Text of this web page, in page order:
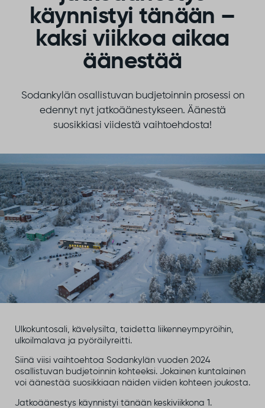
käynnistyi tänään –
kaksi viikkoa aikaa
äänestää
Sodankylän osallistuvan budjetoinnin prosessi on
edennyt nyt jatkoäänestykseen. Äänestä
suosikkiasi viidestä vaihtoehdosta!
Ulkokuntosali, kävelysilta, taidetta liikenneympyröihin,
ulkoilmalava ja pyöräilyreitti.
Siinä viisi vaihtoehtoa Sodankylän vuoden 2024
osallistuvan budjetoinnin kohteeksi. Jokainen kuntalainen
voi äänestää suosikkiaan näiden viiden kohteen joukosta.
Jatkoäänestys käynnistyi tänään keskiviikkona 1.